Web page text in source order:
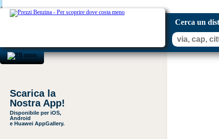
Cerca un
Scarica la
Nostra App!
Disponibile per iOS,
Android
e Huawei AppGallery.